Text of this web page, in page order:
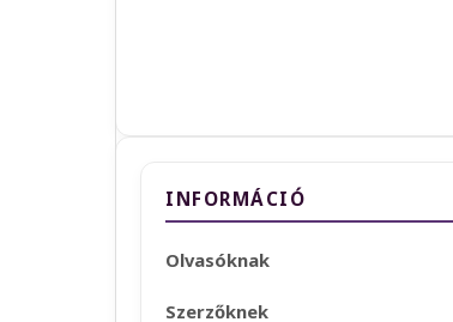
INFORMÁCIÓ
Olvasóknak
Szerzőknek